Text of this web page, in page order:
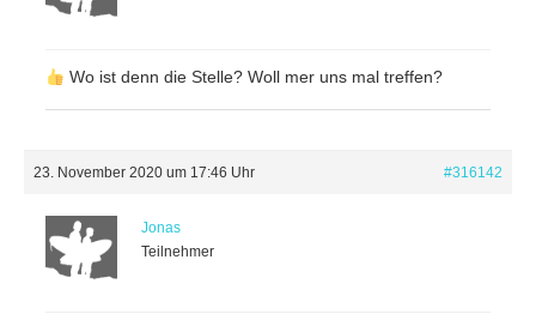
Wo ist denn die Stelle? Woll mer uns mal treffen?
23. November 2020 um 17:46 Uhr #316142
Jonas
Teilnehmer